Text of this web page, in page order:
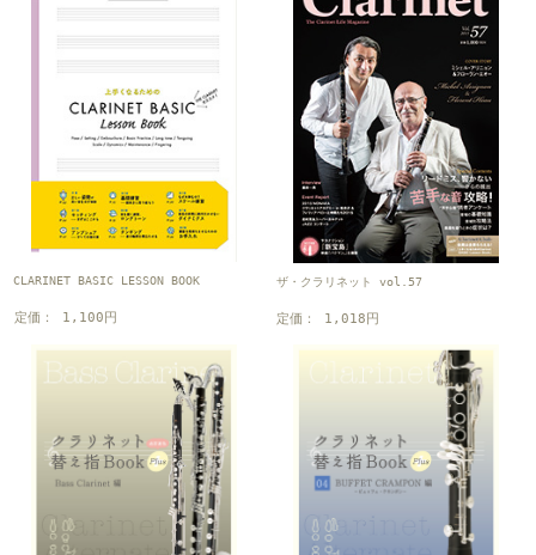
CLARINET BASIC LESSON BOOK
定価： 1,100円
ザ・クラリネット vol.57
定価： 1,018円